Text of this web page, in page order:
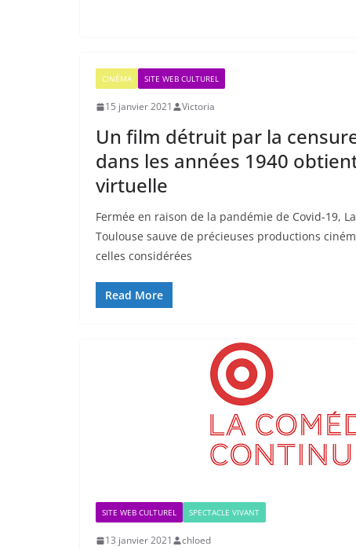
CINÉMA SITE WEB CULTUREL
15 janvier 2021 Victoria
Un film détruit par la
dans les années 1940
virtuelle
Fermée en raison de la pandémie de Covid-19,
Toulouse sauve de précieuses productions
celles considérées
Read More
SITE WEB CULTUREL SPECTACLE VIVANT
13 janvier 2021 chloed